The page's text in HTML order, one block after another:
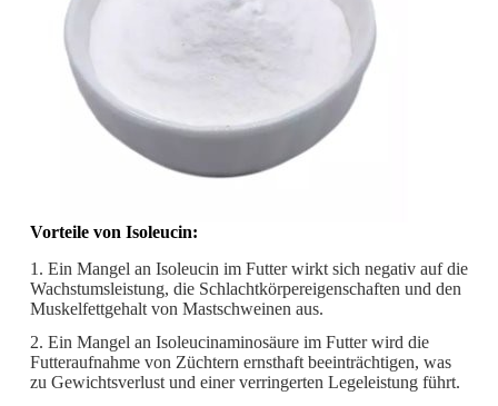
Vorteile von Isoleucin:
1. Ein Mangel an Isoleucin im Futter wirkt sich negativ auf die
Wachstumsleistung, die Schlachtkörpereigenschaften und den
Muskelfettgehalt von Mastschweinen aus.
2. Ein Mangel an Isoleucinaminosäure im Futter wird die
Futteraufnahme von Züchtern ernsthaft beeinträchtigen, was
zu Gewichtsverlust und einer verringerten Legeleistung führt.